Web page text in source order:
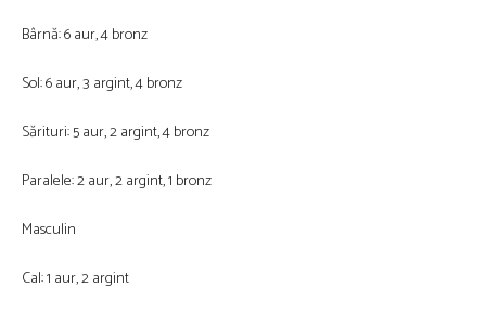
Bârnă: 6 aur, 4 bronz
Sol: 6 aur, 3 argint, 4 bronz
Sărituri: 5 aur, 2 argint, 4 bronz
Paralele: 2 aur, 2 argint, 1 bronz
Masculin
Cal: 1 aur, 2 argint